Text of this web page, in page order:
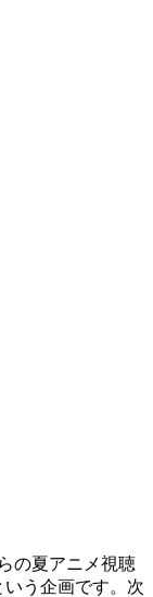
の夏アニメ視聴
う企画です。次